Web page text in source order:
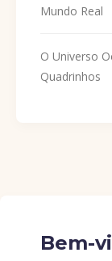
Mundo Real
O Universo
Quadrinhos
Bem-